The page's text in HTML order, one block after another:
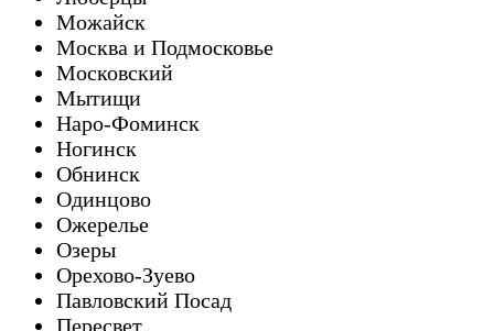
Можайск
Москва и Подмосковье
Московский
Мытищи
Наро-Фоминск
Ногинск
Обнинск
Одинцово
Ожерелье
Озеры
Орехово-Зуево
Павловский Посад
Пересвет